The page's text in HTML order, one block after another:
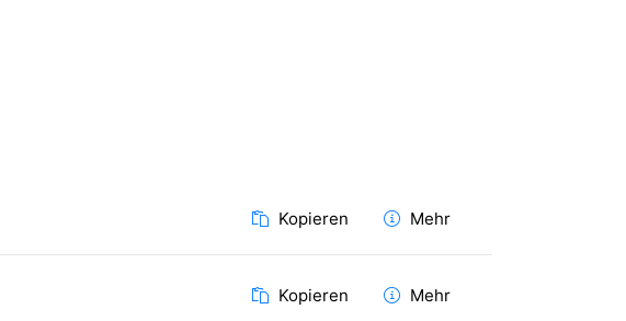
Kopieren Mehr
Kopieren Mehr